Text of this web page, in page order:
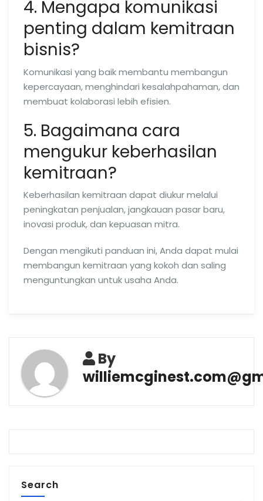
4. Mengapa komunikasi
penting dalam kemitraan
bisnis?
Komunikasi yang baik membantu membangun
kepercayaan, menghindari kesalahpahaman, dan
membuat kolaborasi lebih efisien.
5. Bagaimana cara
mengukur keberhasilan
kemitraan?
Keberhasilan kemitraan dapat diukur melalui
peningkatan penjualan, jangkauan pasar baru,
inovasi produk, dan kepuasan mitra.
Dengan mengikuti panduan ini, Anda dapat mulai
membangun kemitraan yang kokoh dan saling
menguntungkan untuk usaha Anda.
By
Search